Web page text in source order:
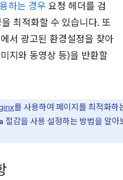
하는 경우 요청 헤더를 검
최적화할 수 있습니다. 또
서 광고된 환경설정을 찾아
지와 동영상 등)을 반환할
를 사용하여 페이지를 최적화하
절감을 사용 설정하는 방법을 알아